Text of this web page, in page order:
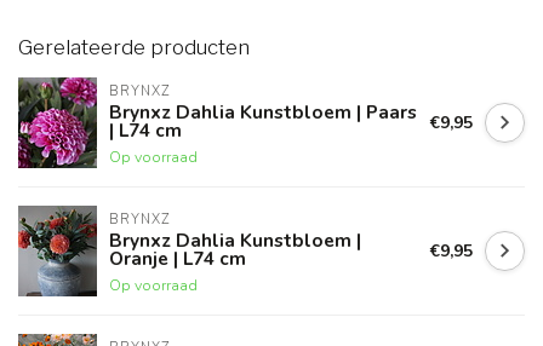
Gerelateerde producten
BRYNXZ
Brynxz Dahlia Kunstbloem | Paars
| L74 cm
Op voorraad
€9,95
BRYNXZ
Brynxz Dahlia Kunstbloem |
Oranje | L74 cm
Op voorraad
€9,95